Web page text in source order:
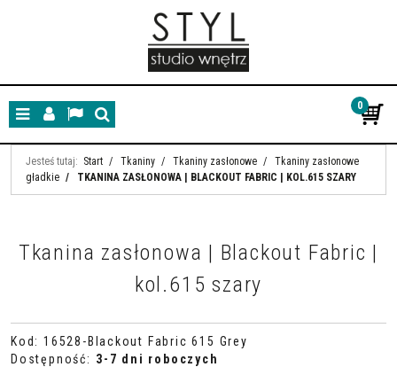
MenuPanelLangSzukaj
0
Jesteś tutaj: Start / Tkaniny / Tkaniny zasłonowe /
Tkaniny zasłonowe
gładkie / TKANINA ZASŁONOWA | BLACKOUT FABRIC | KOL.615 SZARY
Tkanina zasłonowa | Blackout Fabric |
kol.615 szary
Kod : 16528-Blackout Fabric 615 Grey
Dostępność: 3-7 dni roboczych